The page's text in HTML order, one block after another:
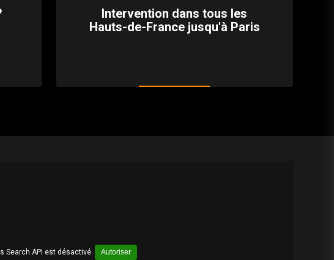
Intervention dans tous les
Hauts-de-France jusqu'à Paris
Search API est désactivé. Autoriser